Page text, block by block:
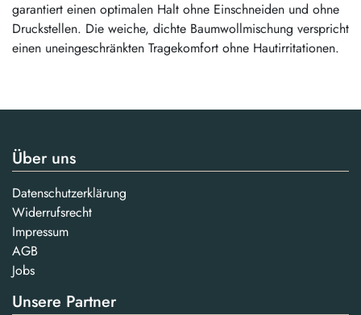
garantiert einen optimalen Halt ohne Einschneiden und ohne
Druckstellen. Die weiche, dichte Baumwollmischung verspricht
einen uneingeschränkten Tragekomfort ohne Hautirritationen.
Über uns
Datenschutzerklärung
Widerrufsrecht
Impressum
AGB
Jobs
Unsere Partner